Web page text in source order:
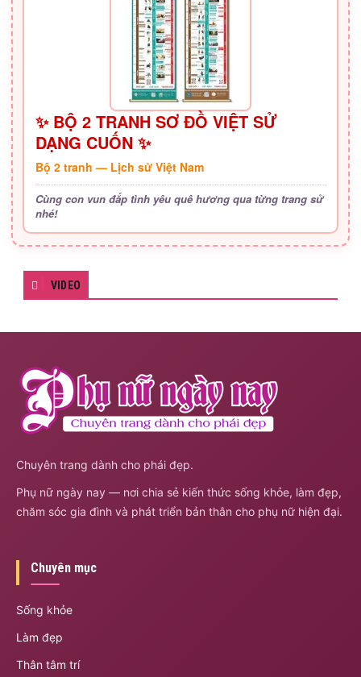
✨ BỘ 2 TRANH SƠ ĐỒ VIỆT SỬ
DẠNG CUỐN ✨
Bộ 2 tranh — Lịch sử Việt Nam
Cùng con vun đắp tình yêu quê hương qua từng trang sử
nhé!
VIDEO
Chuyên trang dành cho phái đẹp.
Phụ nữ ngày nay — nơi chia sẻ kiến thức sống khỏe, làm đẹp,
chăm sóc gia đình và phát triển bản thân cho phụ nữ hiện đại.
Chuyên mục
Sống khỏe
Làm đẹp
Thân tâm trí